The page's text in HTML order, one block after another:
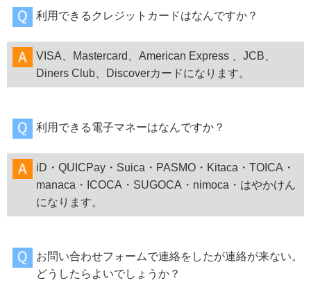
利用できるクレジットカードはなんですか？
VISA、Mastercard、American Express 、JCB、
Diners Club、Discoverカードになります。
利用できる電子マネーはなんですか？
iD・QUICPay・Suica・PASMO・Kitaca・TOICA・
manaca・ICOCA・SUGOCA・nimoca・はやかけん
になります。
お問い合わせフォームで連絡をしたが連絡が来ない。
どうしたらよいでしょうか？